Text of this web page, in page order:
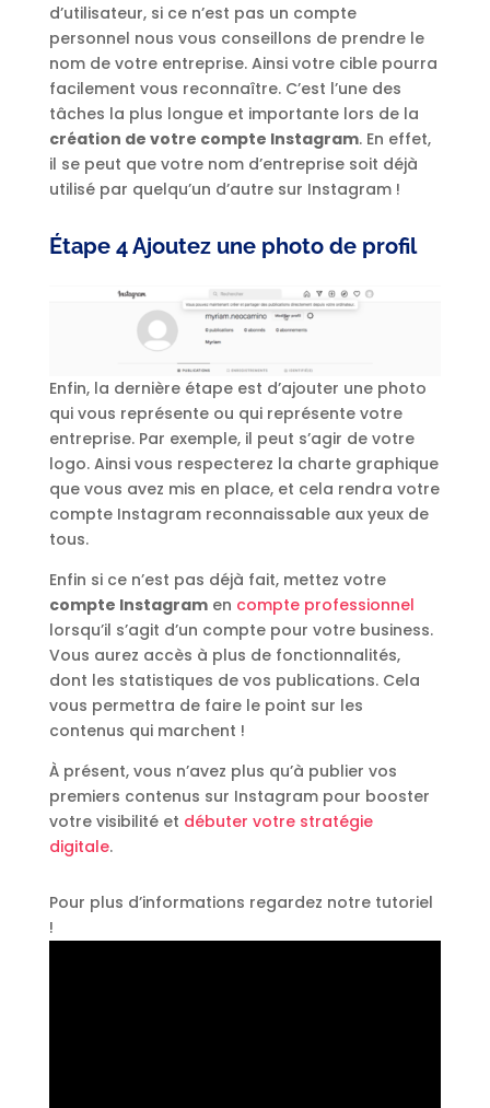
d’utilisateur, si ce n’est pas un compte
personnel nous vous conseillons de prendre le
nom de votre entreprise. Ainsi votre cible pourra
facilement vous reconnaître. C’est l’une des
tâches la plus longue et importante lors de la
création de votre compte Instagram. En effet,
il se peut que votre nom d’entreprise soit déjà
utilisé par quelqu’un d’autre sur Instagram !
Étape 4 Ajoutez une photo de profil
Enfin, la dernière étape est d’ajouter une photo
qui vous représente ou qui représente votre
entreprise. Par exemple, il peut s’agir de votre
logo. Ainsi vous respecterez la charte graphique
que vous avez mis en place, et cela rendra votre
compte Instagram reconnaissable aux yeux de
tous.
Enfin si ce n’est pas déjà fait, mettez votre
compte Instagramen compte professionnel
lorsqu’il s’agit d’un compte pour votre business.
Vous aurez accès à plus de fonctionnalités,
dont les statistiques de vos publications. Cela
vous permettra de faire le point sur les
contenus qui marchent !
À présent, vous n’avez plus qu’à publier vos
premiers contenus sur Instagram pour booster
votre visibilité et débuter votre stratégie
digitale.
Pour plus d’informations regardez notre tutoriel
!